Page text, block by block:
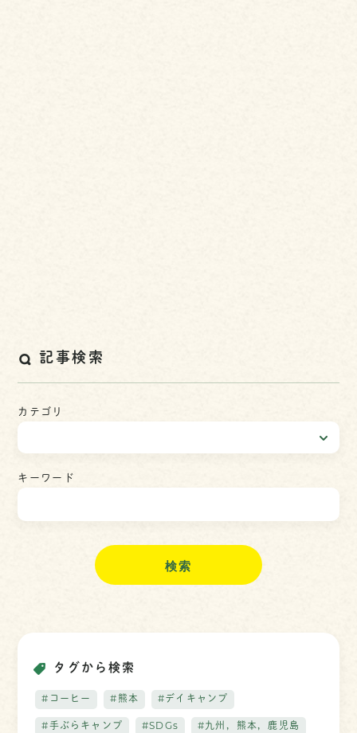
記事検索
カテゴリ
キーワード
検
タグから検索
#コーヒー #熊本 #デイキャンプ
#手ぶらキャンプ #SDGs #九州，熊本，鹿児島